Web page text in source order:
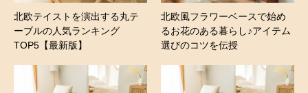
北欧テイストを演出する丸テ
ーブルの人気ランキング
TOP5【最新版】
北欧風フラワーベースで始め
るお花のある暮らし♪アイテム
選びのコツを伝授